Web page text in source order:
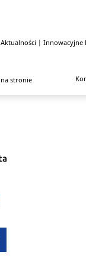
Aktualności | Innowacyjne